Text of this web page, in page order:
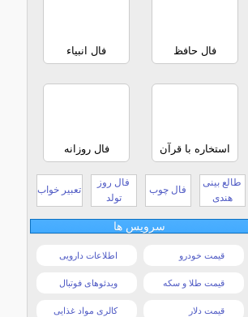
فال حافظ فال انبیاء
استخاره با قرآن فال روزانه
طالع بینی
هندی
فال چوب
فال روز
تولد
تعبیر خواب
سرویس ها
قیمت خودرو اطلاعات دارویی
قیمت طلا و سکه ویدئوهای فوتبال
قیمت دلار کالری مواد غذایی